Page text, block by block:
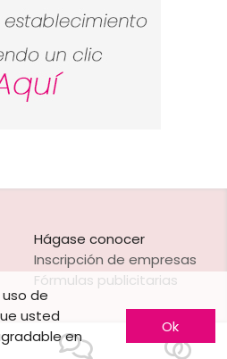
Hágase conocer
Inscripción de empresas
Fórmulas publicitarias
de
usted
en
Ok